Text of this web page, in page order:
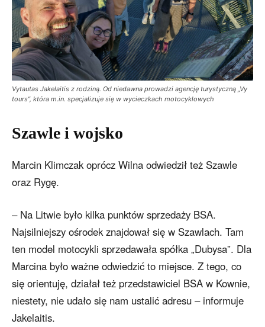
Vytautas Jakelaitis z rodziną. Od niedawna prowadzi agencję turystyczną „Vy
tours”, która m.in. specjalizuje się w wycieczkach motocyklowych
Szawle i wojsko
Marcin Klimczak oprócz Wilna odwiedził też Szawle
oraz Rygę.
– Na Litwie było kilka punktów sprzedaży BSA.
Najsilniejszy ośrodek znajdował się w Szawlach. Tam
ten model motocykli sprzedawała spółka „Dubysa”. Dla
Marcina było ważne odwiedzić to miejsce. Z tego, co
się orientuję, działał też przedstawiciel BSA w Kownie,
niestety, nie udało się nam ustalić adresu – informuje
Jakelaitis.